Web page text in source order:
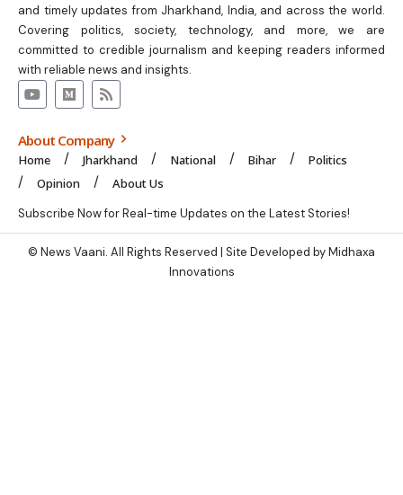
and timely updates from Jharkhand, India, and across the world.
Covering politics, society, technology, and more, we are
committed to credible journalism and keeping readers informed
with reliable news and insights.
About Company
Home Jharkhand National Bihar
Politics
Opinion
About Us
Subscribe Now for Real-time Updates on the Latest Stories!
© News Vaani. All Rights Reserved | Site Developed by Midhaxa
Innovations